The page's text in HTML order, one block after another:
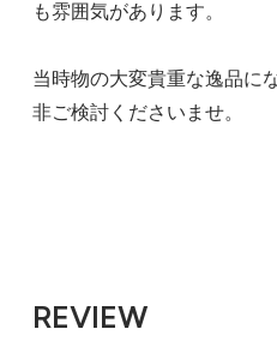
も雰囲気があります。
当時物の大変貴重な逸品に
非ご検討くださいませ。
REVIEW